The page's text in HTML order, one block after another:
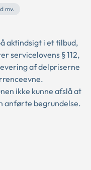
mv.
aktindsigt i et tilbud,
servicelovens § 112,
af delpriserne
ikke kunne afslå at
anførte begrundelse.